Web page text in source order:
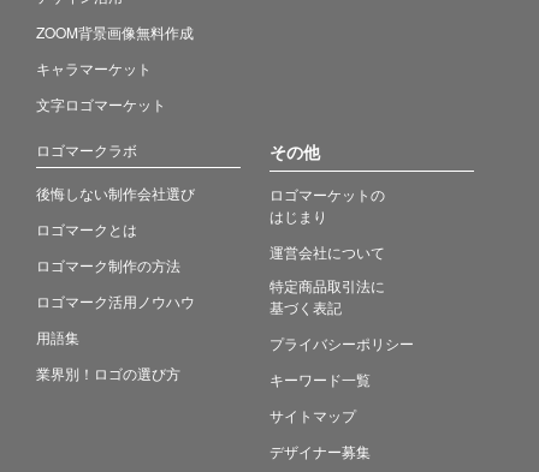
ZOOM背景画像無料作成
キャラマーケット
文字ロゴマーケット
ロゴマークラボ
後悔しない制作会社選び
ロゴマークとは
ロゴマーク制作の方法
ロゴマーク活用ノウハウ
用語集
業界別！ロゴの選び方
その他
ロゴマーケットの
はじまり
運営会社について
特定商品取引法に
基づく表記
プライバシーポリシー
キーワード一覧
サイトマップ
デザイナー募集